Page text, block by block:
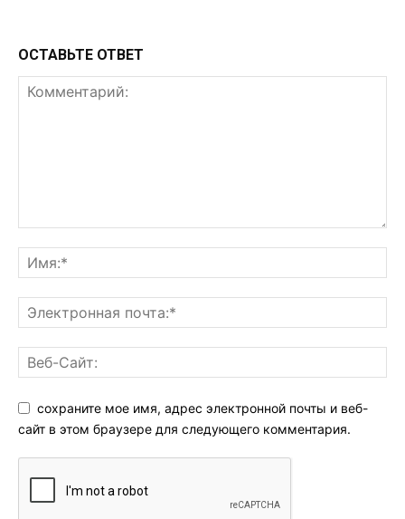
ОСТАВЬТЕ ОТВЕТ
сохраните мое имя, адрес электронной почты и веб-
сайт в этом браузере для следующего комментария.